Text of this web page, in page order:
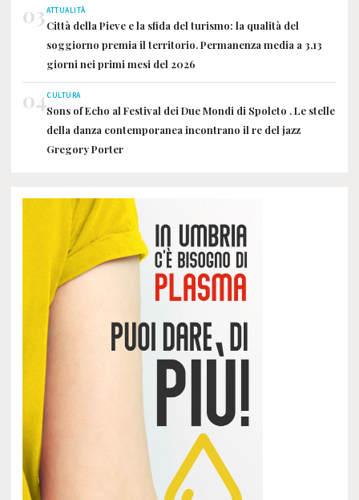
03ATTUALITÀ
Città della Pieve e la sfida del turismo: la qualità del
soggiorno premia il territorio. Permanenza media a 3,13
giorni nei primi mesi del 2026
04CULTURA
Sons of Echo al Festival dei Due Mondi di Spoleto . Le stelle
della danza contemporanea incontrano il re del jazz
Gregory Porter